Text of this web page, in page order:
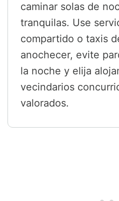
caminar solas de
tranquilas. Use
compartido o taxis
anochecer, evite
la noche y elija
vecindarios
valorados.